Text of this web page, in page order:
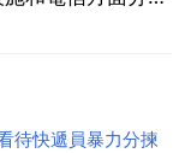
。最淺顯的真理
待快遞員暴力分揀